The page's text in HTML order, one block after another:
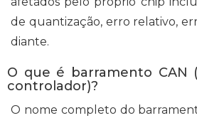
de quantização, erro relativo,
diante.
O que é barramento CAN
controlador)?
O nome completo do